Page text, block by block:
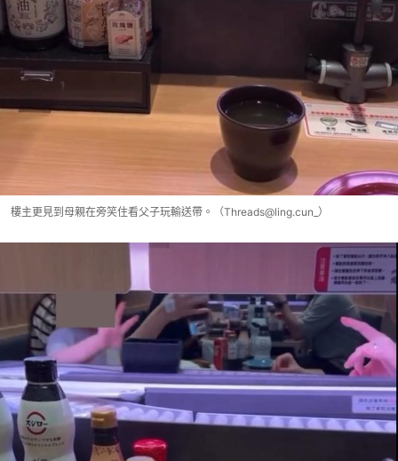
樓主更見到母親在旁笑住看父子玩輸送帶。（Threads@ling.cun_）